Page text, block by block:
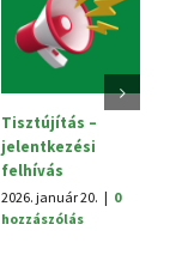
Tisztújítás –
jelentkezési
felhívás
2026. január 20. | 0
hozzászólás